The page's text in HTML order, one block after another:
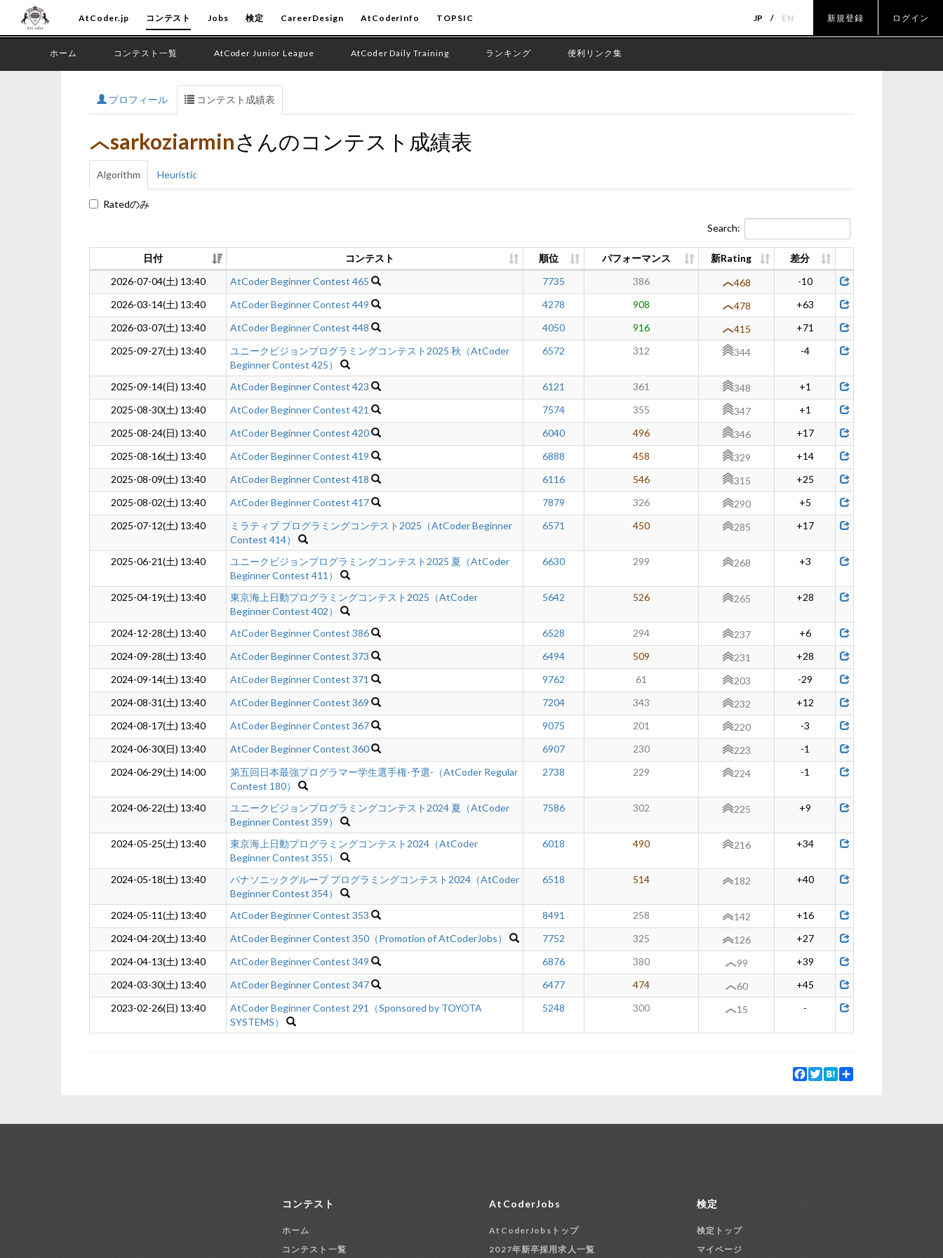
AtCoder.jp コンテスト Jobs 検定 CareerDesign AtCoderInfo TOPSIC JP EN 新規登録 ログイン
ホーム コンテスト一覧 AtCoder Junior League AtCoder Daily Training ランキング 便利リンク集
プロフィール コンテスト成績表
sarkoziarminさんのコンテスト成績表
Algorithm Heuristic
Ratedのみ
Search:
日付 コンテスト 順位 パフォーマンス 新Rating
差分
2026-07-04(土) 13:40
AtCoder Beginner Contest 465 7735 386 468
-10
2026-03-14(土) 13:40
AtCoder Beginner Contest 449 4278 908 478
+63
2026-03-07(土) 13:40
AtCoder Beginner Contest 448 4050 916 415
+71
2025-09-27(土) 13:40
ユニークビジョンプログラミングコンテスト2025 秋（AtCoder
Beginner Contest 425）
6572 312 344 -4
2025-09-14(日) 13:40 AtCoder Beginner Contest 423 6121 361 348
+1
2025-08-30(土) 13:40
AtCoder Beginner Contest 421 7574 355 347
+1
2025-08-24(日) 13:40
AtCoder Beginner Contest 420 6040 496 346
+17
2025-08-16(土) 13:40
AtCoder Beginner Contest 419 6888 458 329
+14
2025-08-09(土) 13:40
AtCoder Beginner Contest 418 6116 546 315
+25
2025-08-02(土) 13:40
AtCoder Beginner Contest 417 7879 326 290
+5
2025-07-12(土) 13:40
ミラティブ プログラミングコンテスト2025（AtCoder Beginner
Contest 414）
6571 450 285 +17
2025-06-21(土) 13:40
ユニークビジョンプログラミングコンテスト2025 夏（AtCoder
Beginner Contest 411）
6630 299 268 +3
2025-04-19(土) 13:40
東京海上日動プログラミングコンテスト2025（AtCoder
Beginner Contest 402）
5642 526 265 +28
2024-12-28(土) 13:40 AtCoder Beginner Contest 386 6528 294 237
+6
2024-09-28(土) 13:40
AtCoder Beginner Contest 373 6494 509 231
+28
2024-09-14(土) 13:40
AtCoder Beginner Contest 371 9762 61 203
-29
2024-08-31(土) 13:40
AtCoder Beginner Contest 369 7204 343 232
+12
2024-08-17(土) 13:40
AtCoder Beginner Contest 367 9075 201 220
-3
2024-06-30(日) 13:40
AtCoder Beginner Contest 360 6907 230 223
-1
2024-06-29(土) 14:00
第五回日本最強プログラマー学生選手権-予選-（AtCoder Regular
Contest 180）
2738 229 224 -1
2024-06-22(土) 13:40
ユニークビジョンプログラミングコンテスト2024 夏（AtCoder
Beginner Contest 359）
7586 302 225 +9
2024-05-25(土) 13:40
東京海上日動プログラミングコンテスト2024（AtCoder
Beginner Contest 355）
6018 490 216 +34
2024-05-18(土) 13:40
パナソニックグループ プログラミングコンテスト2024（AtCoder
Beginner Contest 354）
6518 514 182 +40
2024-05-11(土) 13:40 AtCoder Beginner Contest 353 8491 258 142
+16
2024-04-20(土) 13:40
AtCoder Beginner Contest 350（Promotion of AtCoderJobs） 7752 325 126
+27
2024-04-13(土) 13:40
AtCoder Beginner Contest 349 6876 380 99
+39
2024-03-30(土) 13:40
AtCoder Beginner Contest 347 6477 474 60
+45
2023-02-26(日) 13:40
AtCoder Beginner Contest 291（Sponsored by TOYOTA
SYSTEMS）
5248 300 15 -
Facebook
Twitter
Hatena
コンテスト
ホーム
コンテスト一覧
AtCoderJobs
AtCoderJobsトップ
2027年新卒採用求人一覧
検定
検定トップ
マイページ